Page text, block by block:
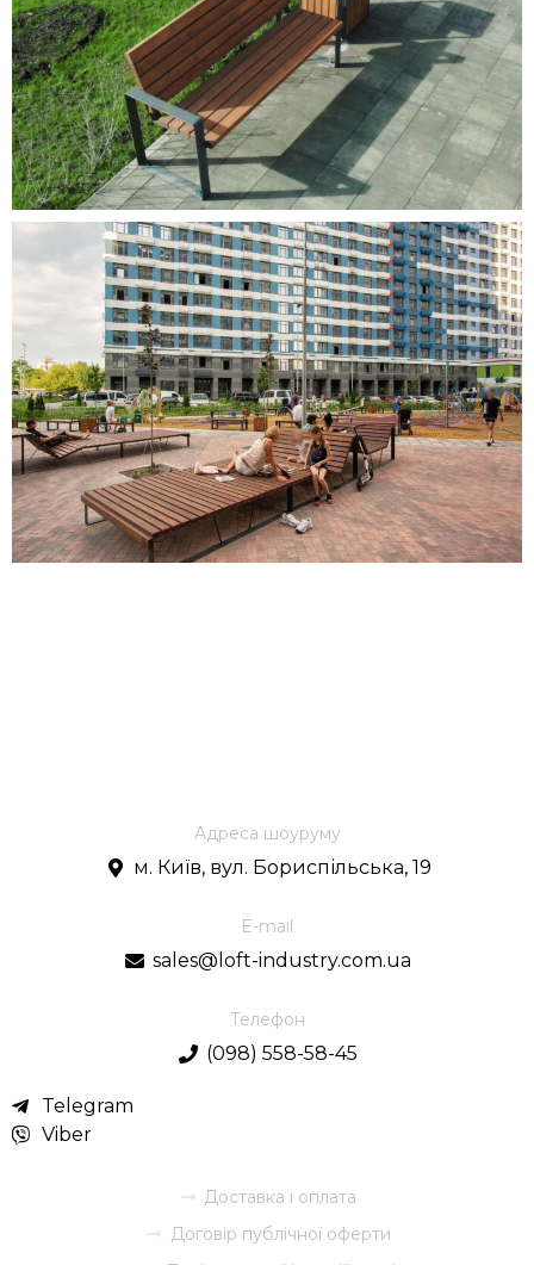
Доставка і оплата
Договір публічної оферти
Телефон
(098) 558-58-45
Telegram
Viber
Адреса шоуруму
м. Київ, вул. Бориспільська, 19
E-mail
sales@loft-industry.com.ua